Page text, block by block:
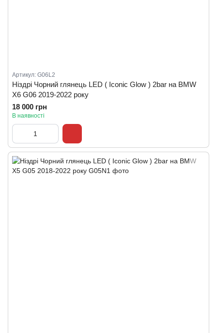
Артикул: G06L2
Ніздрі Чорний глянець LED ( Iconic Glow ) 2bar на BMW
X6 G06 2019-2022 року
18 000 грн
В наявності